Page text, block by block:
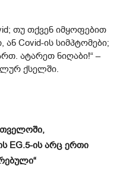
თუ თქვენ იმყოფებით
ან Covid-ის სიმპტომები;
ატარეთ ნიღაბი!“ –
ქსელში.
EG.5-ის არც ერთი